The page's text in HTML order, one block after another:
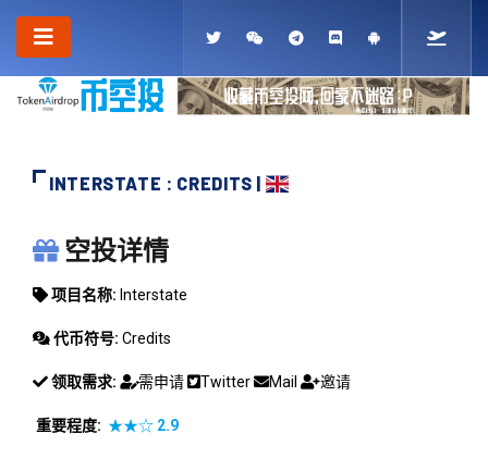
INTERSTATE : CREDITS |
INTERSTATE
空投详情
项目名称: Interstate
代币符号: Credits
领取需求: 需申请 Twitter Mail 邀请
重要程度: ★★☆ 2.9